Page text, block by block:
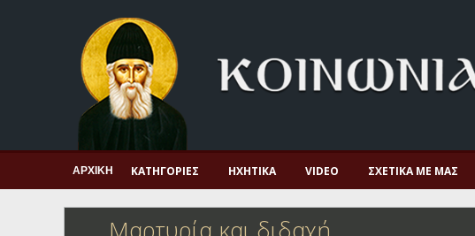
Πνευματική ζωή
Μαρτυρία και διδαχή
Λατρεία και προσευχή
Αγιολόγιο – Εορτολόγιο
ΑΡΧΙΚΉ ΚΑΤΗΓΟΡΊΕΣ ΗΧΗΤΙΚΆ VIDEO ΣΧΕΤΙΚΆ ΜΕ ΜΑΣ